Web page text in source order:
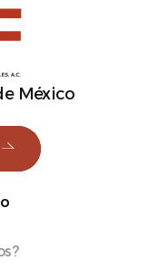
México